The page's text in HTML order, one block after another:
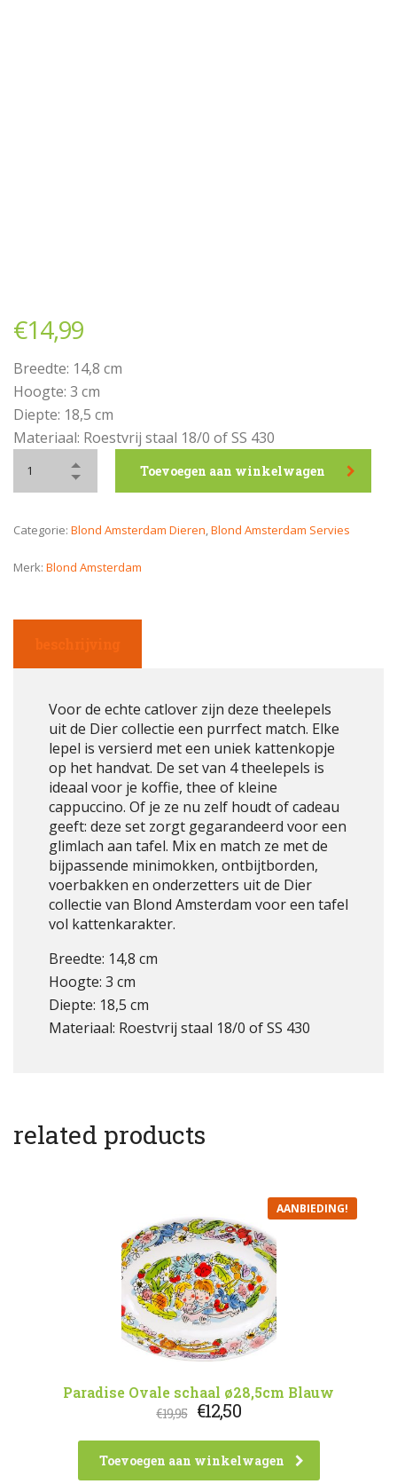
€14,99
Breedte: 14,8 cm
Hoogte: 3 cm
Diepte: 18,5 cm
Materiaal: Roestvrij staal 18/0 of SS 430
Toevoegen aan winkelwagen
Categorie: Blond Amsterdam Dieren,Blond Amsterdam Servies
Merk: Blond Amsterdam
Voor de echte catlover zijn deze theelepels
uit de Dier collectie een purrfect match. Elke
lepel is versierd met een uniek kattenkopje
op het handvat. De set van 4 theelepels is
ideaal voor je koffie, thee of kleine
cappuccino. Of je ze nu zelf houdt of cadeau
geeft: deze set zorgt gegarandeerd voor een
glimlach aan tafel. Mix en match ze met de
bijpassende minimokken, ontbijtborden,
voerbakken en onderzetters uit de Dier
collectie van Blond Amsterdam voor een tafel
vol kattenkarakter.
Breedte: 14,8 cm
Hoogte: 3 cm
Diepte: 18,5 cm
Materiaal: Roestvrij staal 18/0 of SS 430
related products
AANBIEDING!
Paradise Ovale schaal ø28,5cm Blauw
€19,95 Oorspronkelijke
prijs
was:
€19,95.
€12,50Huidige
is:
€12,50.
Toevoegen aan winkelwagen